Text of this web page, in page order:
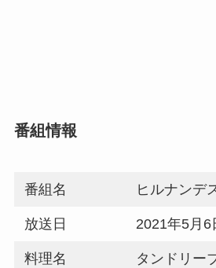
番組情報
番組名 ヒルナンデ
放送日 2021年5月6
料理名 タンドリー